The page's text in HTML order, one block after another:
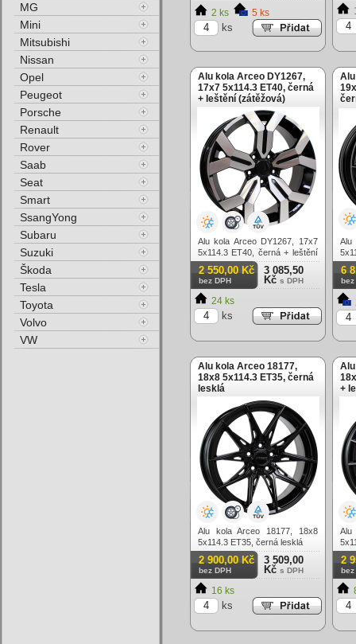
2 ks 5 ks
ks
Alu kola Arceo DY1267,
17x7 5x114.3 ET40, černá
+ leštění (zátěžová)
Alu kola Arceo DY1267, 17x7
5x114.3 ET40, černá + leštění
(zátěžová)
2 550,00 Kč
bez DPH
3 085,50
Kč s DPH
24 ks
ks
Alu
6
bez
Alu kola Arceo 18177,
18x8 5x114.3 ET35, černá
lesklá
Alu kola Arceo 18177, 18x8
5x114.3 ET35, černá lesklá
2 900,00 Kč
bez DPH
3 509,00
Kč s DPH
16 ks
ks
+
Alu
2
bez
MG
Mini
Mitsubishi
Nissan
Opel
Peugeot
Porsche
Renault
Rover
Saab
Seat
Smart
SsangYong
Subaru
Suzuki
Škoda
Tesla
Toyota
Volvo
VW